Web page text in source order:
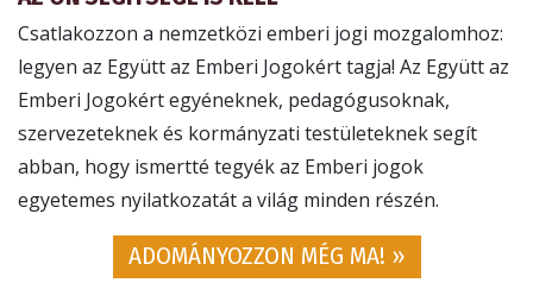
Csatlakozzon a nemzetközi emberi jogi mozgalomhoz:
legyen az Együtt az Emberi Jogokért tagja! Az Együtt az
Emberi Jogokért egyéneknek, pedagógusoknak,
szervezeteknek és kormányzati testületeknek segít
abban, hogy ismertté tegyék az Emberi jogok
egyetemes nyilatkozatát a világ minden részén.
ADOMÁNYOZZON MÉG MA! »